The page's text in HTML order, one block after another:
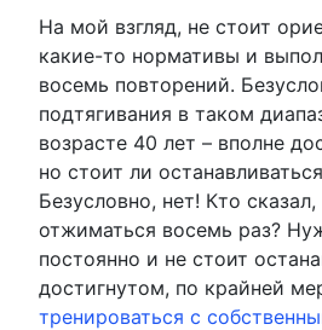
На мой взгляд, не стоит
какие-то нормативы и
восемь повторений.
подтягивания в таком
возрасте 40 лет – вполне
но стоит ли
Безусловно, нет! Кто
отжиматься восемь раз?
постоянно и не стоит
достигнутом, по крайней
тренироваться с